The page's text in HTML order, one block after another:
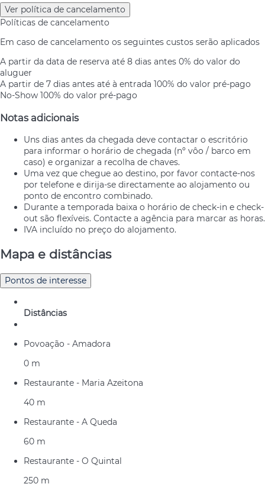
Ver política de cancelamento
Políticas de cancelamento
Em caso de cancelamento os seguintes custos serão aplicados
A partir da data de reserva até 8 dias antes 0% do valor do
aluguer
A partir de 7 dias antes até à entrada 100% do valor pré-pago
No-Show 100% do valor pré-pago
Notas adicionais
Uns dias antes da chegada deve contactar o escritório
para informar o horário de chegada (nº vôo / barco em
caso) e organizar a recolha de chaves.
Uma vez que chegue ao destino, por favor contacte-nos
por telefone e dirija-se directamente ao alojamento ou
ponto de encontro combinado.
Durante a temporada baixa o horário de check-in e check-
out são flexíveis. Contacte a agência para marcar as horas.
IVA incluído no preço do alojamento.
Mapa e distâncias
Pontos de interesse
Distâncias
Povoação - Amadora
0 m
Restaurante - Maria Azeitona
40 m
Restaurante - A Queda
60 m
Restaurante - O Quintal
250 m